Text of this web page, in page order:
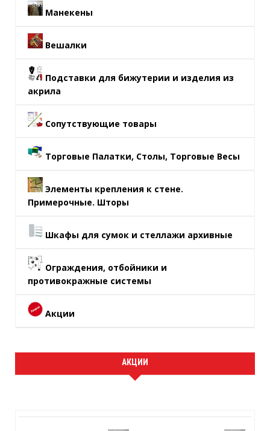
Манекены
Вешалки
Подставки для бижутерии и изделия из
акрила
Сопутствующие товары
Торговые Палатки, Столы, Торговые Весы
Элементы крепления к стене.
Примерочные. Шторы
Шкафы для сумок и стеллажи архивные
Ограждения, отбойники и
противокражные системы
Акции
АКЦИИ